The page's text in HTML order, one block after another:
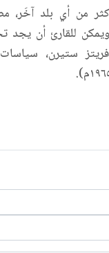
أكثر من أي بلد آخَر،
للقارئ أن يجد
ستيرن،